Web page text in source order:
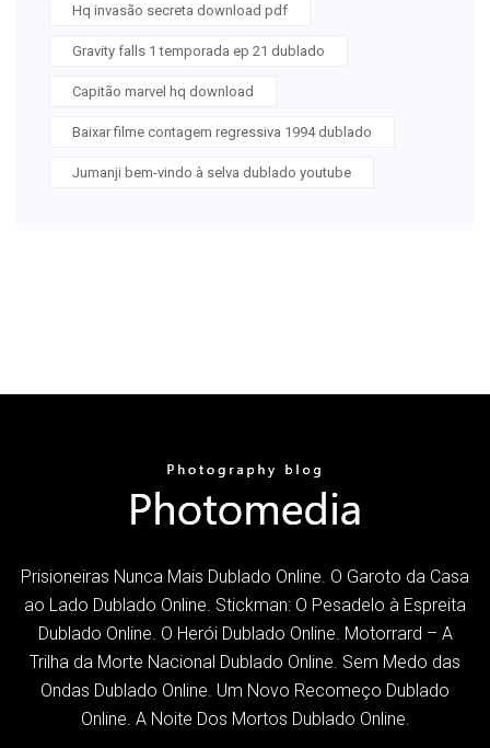
Hq invasão secreta download pdf
Gravity falls 1 temporada ep 21 dublado
Capitão marvel hq download
Baixar filme contagem regressiva 1994 dublado
Jumanji bem-vindo à selva dublado youtube
Prisioneiras Nunca Mais Dublado Online. O Garoto da Casa
ao Lado Dublado Online. Stickman: O Pesadelo à Espreita
Dublado Online. O Herói Dublado Online. Motorrard – A
Trilha da Morte Nacional Dublado Online. Sem Medo das
Ondas Dublado Online. Um Novo Recomeço Dublado
Online. A Noite Dos Mortos Dublado Online.